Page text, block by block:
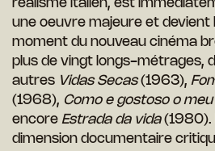
réalisme italien, est
une oeuvre majeure et devient
moment du nouveau cinéma
plus de vingt longs-métrages,
autres Vidas Secas(1963),
(1968), Como e gostoso o
encore Estrada da vida(1980).
dimension documentaire